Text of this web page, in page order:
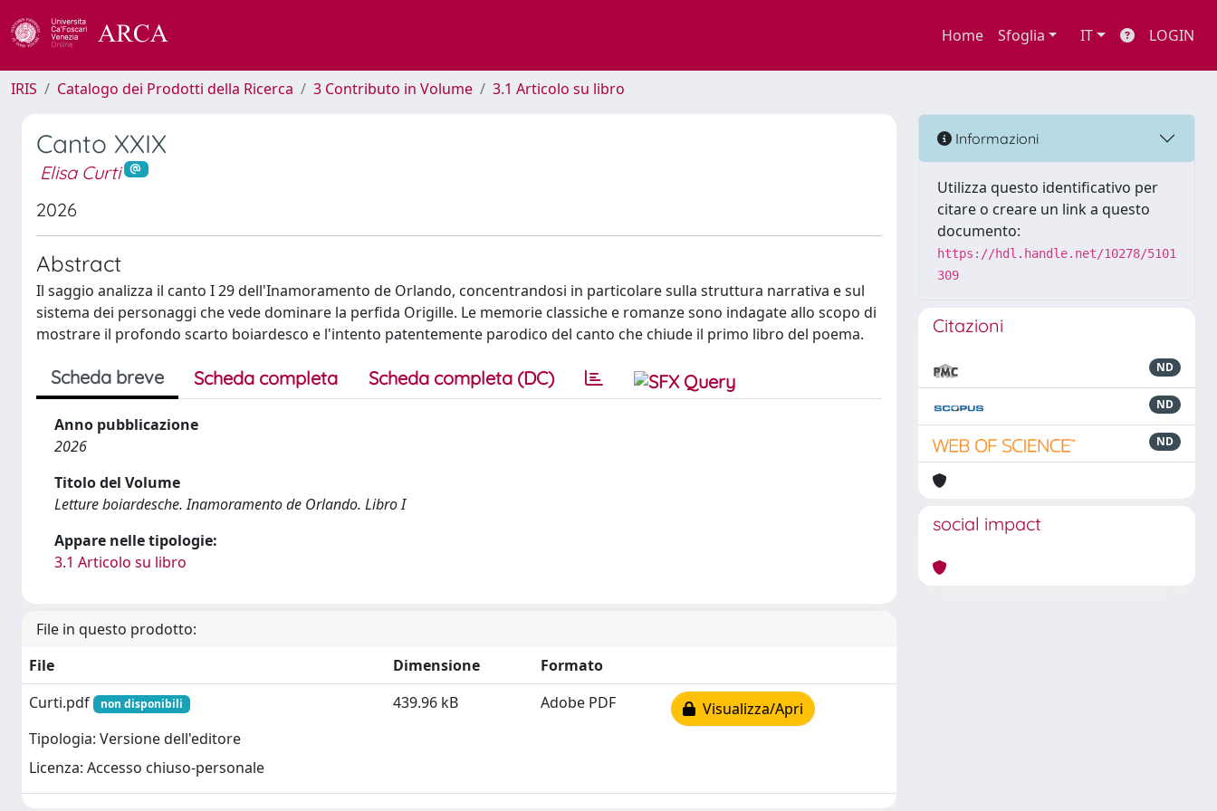
Home Sfoglia IT LOGIN
IRIS Catalogo dei Prodotti della Ricerca 3 Contributo in Volume 3.1 Articolo su libro
Canto XXIX
Elisa Curti
2026
Abstract
Il saggio analizza il canto I 29 dell'Inamoramento de Orlando, concentrandosi in particolare sulla struttura narrativa e sul
sistema dei personaggi che vede dominare la perfida Origille. Le memorie classiche e romanze sono indagate allo scopo di
mostrare il profondo scarto boiardesco e l'intento patentemente parodico del canto che chiude il primo libro del poema.
Scheda breve Scheda completa Scheda completa (DC)
Anno pubblicazione
2026
Titolo del Volume
Letture boiardesche. Inamoramento de Orlando. Libro I
Appare nelle tipologie:
3.1 Articolo su libro
File in questo prodotto:
File
Dimensione
Formato
Curti.pdf
non disponibili
Tipologia: Versione dell'editore
Licenza: Accesso chiuso-personale
439.96 kB Adobe PDF Visualizza/Apri
Informazioni
Utilizza questo identificativo per
citare o creare un link a questo
documento:
https://hdl.handle.net/10278/5101
309
Citazioni
ND
ND
ND
social impact